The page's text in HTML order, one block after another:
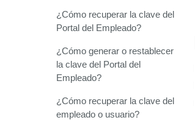
¿Cómo recuperar la clave del
Portal del Empleado?
¿Cómo generar o restablecer
la clave del Portal del
Empleado?
¿Cómo recuperar la clave del
empleado o usuario?